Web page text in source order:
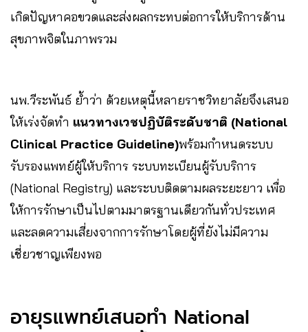
เกิดปัญหาคอขวดและส่งผลกระทบต่อการให้บริการด้าน
สุขภาพจิตในภาพรวม
นพ.วีระพันธ์ ย้ำว่า ด้วยเหตุนี้หลายราชวิทยาลัยจึงเสนอ
ให้เร่งจัดทำ แนวทางเวชปฏิบัติระดับชาติ (National
Clinical Practice Guideline)พร้อมกำหนดระบบ
รับรองแพทย์ผู้ให้บริการ ระบบทะเบียนผู้รับบริการ
(National Registry) และระบบติดตามผลระยะยาว เพื่อ
ให้การรักษาเป็นไปตามมาตรฐานเดียวกันทั่วประเทศ
และลดความเสี่ยงจากการรักษาโดยผู้ที่ยังไม่มีความ
เชี่ยวชาญเพียงพอ
อายุรแพทย์เสนอทำ National